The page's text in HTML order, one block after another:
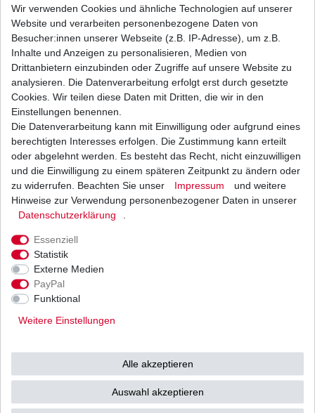
Bremsbeläge EBC FA 179 FA179 Standard
Bremsklötze
UVP 39,35 € 26,93 € *
| 26,93 € / Satz
inkl. ges. MwSt. Versandkosten
Bremsbeläge EBC FA 179 V FA179V FA179 V
Semi-Sinter Bremsklötze vorne
UVP 36,65 € 25,09 € *
1 Satz | 25,09 € / Satz
inkl. ges. MwSt. zzgl.
Bezahlarten
Wir verwenden Cookies und ähnliche Technologien auf unserer
Website und verarbeiten personenbezogene Daten von
Besucher:innen unserer Webseite (z.B. IP-Adresse), um z.B.
Inhalte und Anzeigen zu personalisieren, Medien von
Drittanbietern einzubinden oder Zugriffe auf unsere Website zu
analysieren. Die Datenverarbeitung erfolgt erst durch gesetzte
Cookies. Wir teilen diese Daten mit Dritten, die wir in den
Einstellungen benennen.
Die Datenverarbeitung kann mit Einwilligung oder aufgrund eines
berechtigten Interesses erfolgen. Die Zustimmung kann erteilt
oder abgelehnt werden. Es besteht das Recht, nicht einzuwilligen
und die Einwilligung zu einem späteren Zeitpunkt zu ändern oder
zu widerrufen. Beachten Sie unser
Impressum
und weitere
Hinweise zur Verwendung personenbezogener Daten in unserer
Daten­schutz­erklärung
Essenziell
Statistik
Externe Medien
PayPal
Funktional
Weitere Einstellungen
Alle akzeptieren
Auswahl akzeptieren